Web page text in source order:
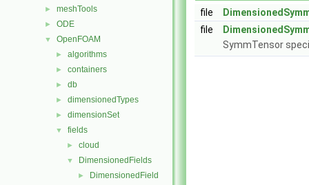
► meshTools
► ODE
▼ OpenFOAM
► algorithms
► containers
► db
► dimensionedTypes
► dimensionSet
▼ fields
► cloud
▼ DimensionedFields
► DimensionedField
file
file
SymmTensor